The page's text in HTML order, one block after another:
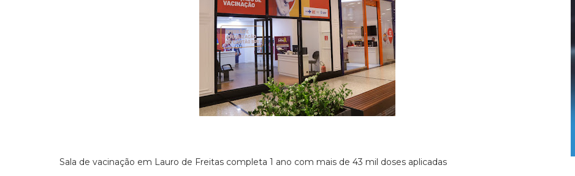
Sala de vacinação em Lauro de Freitas completa 1 ano com mais de 43 mil doses aplicadas